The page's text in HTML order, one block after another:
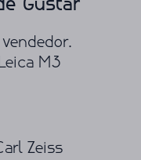
Gustar
M3
Zeiss